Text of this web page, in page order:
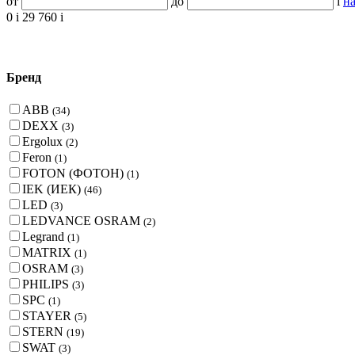
0 i 29 760 i
Бренд
ABB (34)
DEXX (3)
Ergolux (2)
Feron (1)
FOTON (ФОТОН) (1)
IEK (ИЕК) (46)
LED (3)
LEDVANCE OSRAM (2)
Legrand (1)
MATRIX (1)
OSRAM (3)
PHILIPS (3)
SPC (1)
STAYER (5)
STERN (19)
SWAT (3)